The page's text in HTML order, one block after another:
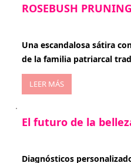
ROSEBUSH PRUNING
Una escandalosa sátira
de la familia patriarcal
LEER MÁS
El futuro de la
Diagnósticos